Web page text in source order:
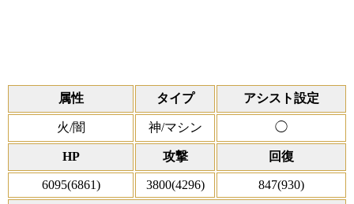
属性 タイプ アシスト設定
火/闇 神/マシン ◯
HP 攻撃 回復
6095(6861) 3800(4296) 847(930)